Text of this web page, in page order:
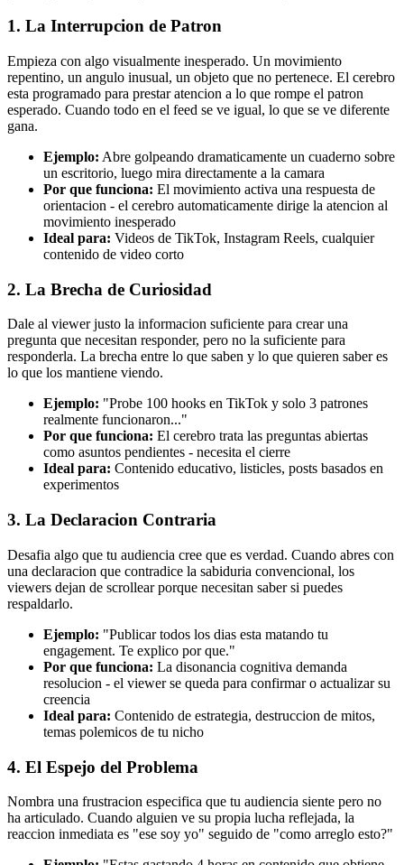
1. La Interrupcion de Patron
Empieza con algo visualmente inesperado. Un movimiento
repentino, un angulo inusual, un objeto que no pertenece. El cerebro
esta programado para prestar atencion a lo que rompe el patron
esperado. Cuando todo en el feed se ve igual, lo que se ve diferente
gana.
Ejemplo: Abre golpeando dramaticamente un cuaderno sobre
un escritorio, luego mira directamente a la camara
Por que funciona: El movimiento activa una respuesta de
orientacion - el cerebro automaticamente dirige la atencion al
movimiento inesperado
Ideal para: Videos de TikTok, Instagram Reels, cualquier
contenido de video corto
2. La Brecha de Curiosidad
Dale al viewer justo la informacion suficiente para crear una
pregunta que necesitan responder, pero no la suficiente para
responderla. La brecha entre lo que saben y lo que quieren saber es
lo que los mantiene viendo.
Ejemplo: "Probe 100 hooks en TikTok y solo 3 patrones
realmente funcionaron..."
Por que funciona: El cerebro trata las preguntas abiertas
como asuntos pendientes - necesita el cierre
Ideal para: Contenido educativo, listicles, posts basados en
experimentos
3. La Declaracion Contraria
Desafia algo que tu audiencia cree que es verdad. Cuando abres con
una declaracion que contradice la sabiduria convencional, los
viewers dejan de scrollear porque necesitan saber si puedes
respaldarlo.
Ejemplo: "Publicar todos los dias esta matando tu
engagement. Te explico por que."
Por que funciona: La disonancia cognitiva demanda
resolucion - el viewer se queda para confirmar o actualizar su
creencia
Ideal para: Contenido de estrategia, destruccion de mitos,
temas polemicos de tu nicho
4. El Espejo del Problema
Nombra una frustracion especifica que tu audiencia siente pero no
ha articulado. Cuando alguien ve su propia lucha reflejada, la
reaccion inmediata es "ese soy yo" seguido de "como arreglo esto?"